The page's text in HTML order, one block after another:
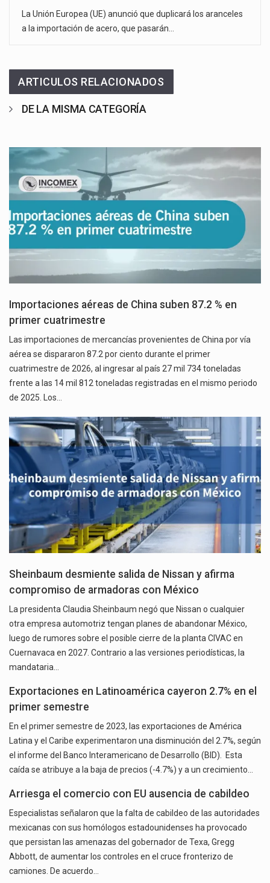
La Unión Europea (UE) anunció que duplicará los aranceles
a la importación de acero, que pasarán…
ARTICULOS RELACIONADOS
DE LA MISMA CATEGORÍA
Importaciones aéreas de China suben 87.2 % en
primer cuatrimestre
Las importaciones de mercancías provenientes de China por vía
aérea se dispararon 87.2 por ciento durante el primer
cuatrimestre de 2026, al ingresar al país 27 mil 734 toneladas
frente a las 14 mil 812 toneladas registradas en el mismo periodo
de 2025. Los…
Sheinbaum desmiente salida de Nissan y afirma
compromiso de armadoras con México
La presidenta Claudia Sheinbaum negó que Nissan o cualquier
otra empresa automotriz tengan planes de abandonar México,
luego de rumores sobre el posible cierre de la planta CIVAC en
Cuernavaca en 2027. Contrario a las versiones periodísticas, la
mandataria…
Exportaciones en Latinoamérica cayeron 2.7% en el
primer semestre
En el primer semestre de 2023, las exportaciones de América
Latina y el Caribe experimentaron una disminución del 2.7%, según
el informe del Banco Interamericano de Desarrollo (BID). Esta
caída se atribuye a la baja de precios (-4.7%) y a un crecimiento…
Arriesga el comercio con EU ausencia de cabildeo
Especialistas señalaron que la falta de cabildeo de las autoridades
mexicanas con sus homólogos estadounidenses ha provocado
que persistan las amenazas del gobernador de Texa, Gregg
Abbott, de aumentar los controles en el cruce fronterizo de
camiones. De acuerdo…